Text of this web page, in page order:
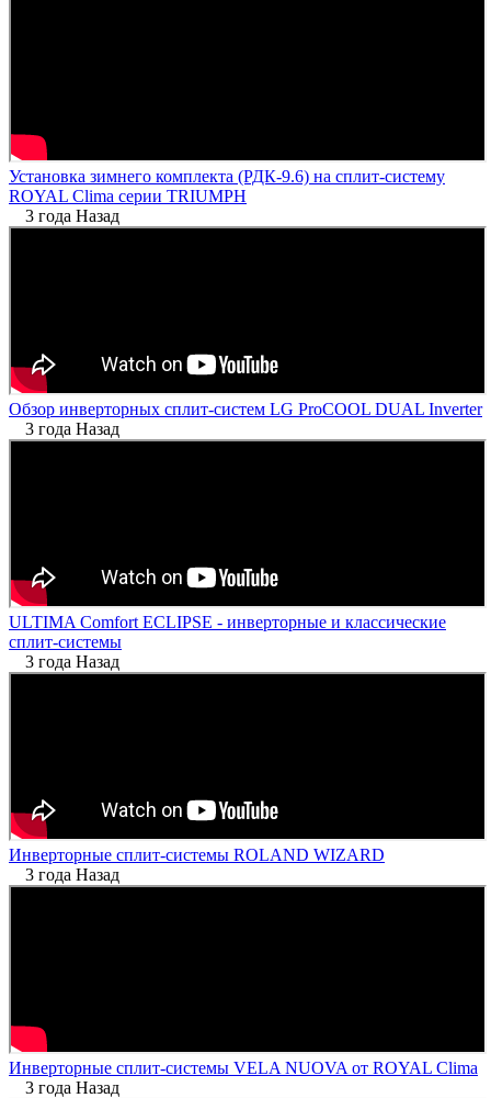
Установка зимнего комплекта (РДК-9.6) на сплит-систему
ROYAL Clima серии TRIUMPH
3 года Назад
Обзор инверторных сплит-систем LG ProCOOL DUAL Inverter
3 года Назад
ULTIMA Comfort ECLIPSE - инверторные и классические
сплит-системы
3 года Назад
Инверторные сплит-системы ROLAND WIZARD
3 года Назад
Инверторные сплит-системы VELA NUOVA от ROYAL Clima
3 года Назад